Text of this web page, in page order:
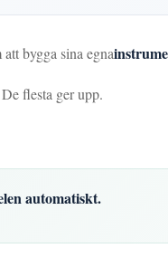
bygga sina egna
flesta ger upp.
automatiskt.